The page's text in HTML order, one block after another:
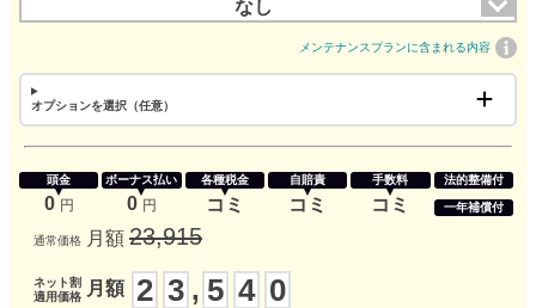
なし
メンテナンスプランに含まれる内容
オプションを選択（任意）
頭金
0 円
ボーナス払い
0 円
各種税金
コミ
自賠責
コミ
手数料
コミ
法的整備付
一年補償付
通常価格 月額 23,915
ネット割
適用価格
月額 2 3 , 5 4 0